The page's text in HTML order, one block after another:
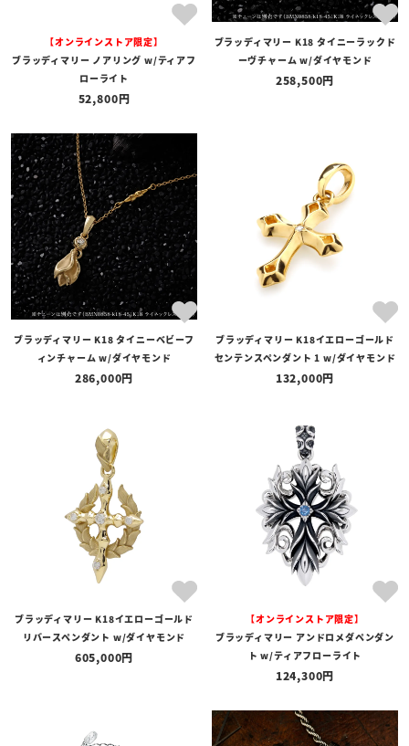
在庫あり
【オンラインストア限定】
ブラッディマリー ノアリング w/ティアフ
ローライト
52,800
ブラッディマリー K18 タイニーラックド
ーヴチャーム w/ダイヤモンド
258,500
ブラッディマリー K18 タイニーベビーフ
ィンチャーム w/ダイヤモンド
286,000
ブラッディマリー K18イエローゴールド
センテンスペンダント 1 w/ダイヤモンド
132,000
ブラッディマリー K18イエローゴールド
リバースペンダント w/ダイヤモンド
605,000
【オンラインストア限定】
ブラッディマリー アンドロメダペンダン
ト w/ティアフローライト
124,300